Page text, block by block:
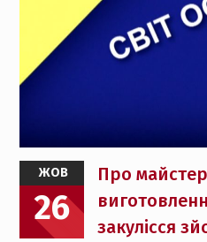
ЖОВ
26
Про
закулісся